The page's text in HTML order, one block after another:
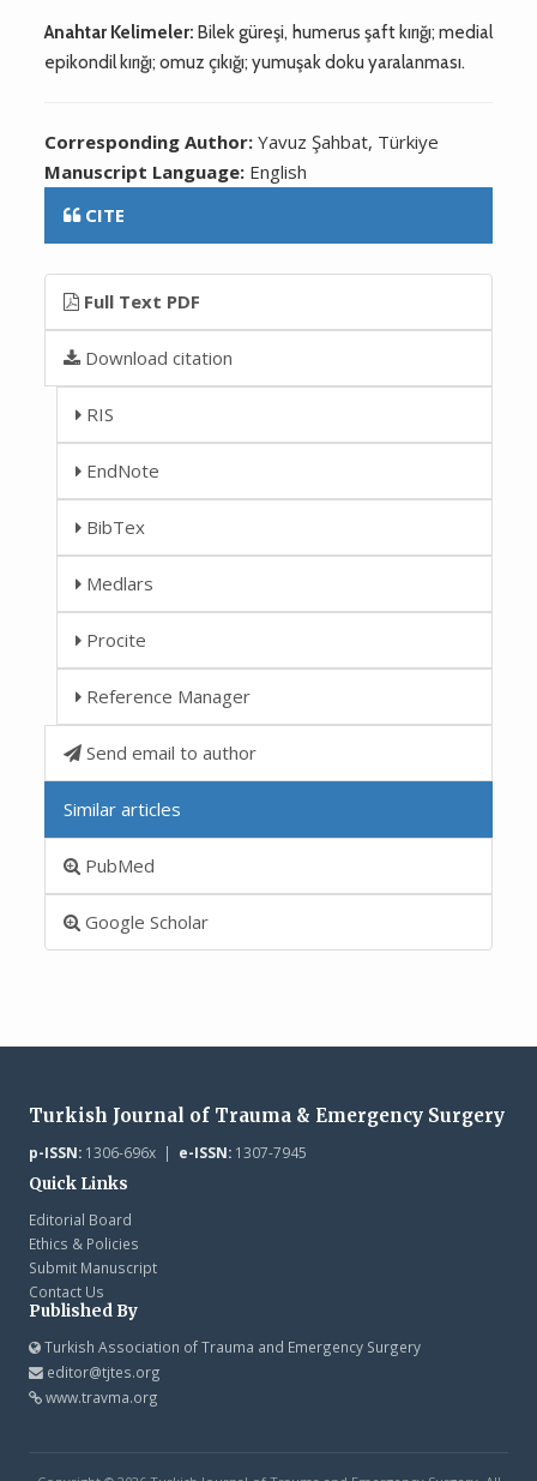
Anahtar Kelimeler: Bilek güreşi, humerus şaft kırığı; medial
epikondil kırığı; omuz çıkığı; yumuşak doku yaralanması.
Corresponding Author:Yavuz Şahbat, Türkiye
Manuscript Language: English
CITE
Full Text PDF
Download citation
RIS
EndNote
BibTex
Medlars
Procite
Reference Manager
Send email to author
Similar articles
PubMed
Google Scholar
Turkish Journal of Trauma & Emergency Surgery
p-ISSN:1306-696x | e-ISSN:1307-7945
Quick Links
Editorial Board
Ethics & Policies
Submit Manuscript
Contact Us
Published By
Turkish Association of Trauma and Emergency Surgery
editor@tjtes.org
www.travma.org